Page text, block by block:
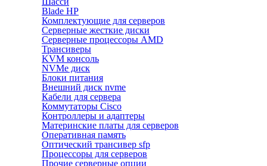
Blade HP
Комплектующие для серверов
Серверные жесткие диски
Серверные процессоры AMD
Трансиверы
KVM консоль
NVMe диск
Блоки питания
Внешний диск nvme
Кабели для сервера
Коммутаторы Cisco
Контроллеры и адаптеры
Материнские платы для серверов
Оперативная память
Оптический трансивер sfp
Процессоры для серверов
Прочие серверные опции